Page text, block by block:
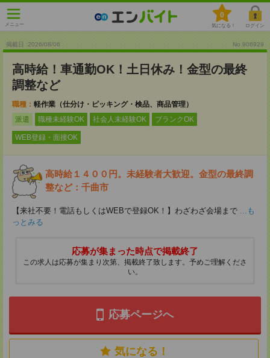
メニュー
0
気になる！ ログイン
掲載日 :2026/08/06 No.906929
高時給！車通勤OK！土日休み！金型の最終
調整など
職種： 軽作業（仕分け・ピッキング・検品、商品管理）
派遣
職種未経験OK 社会人未経験OK ブランクOK
WEB登録・面接OK
高時給１４００円。未経験者大歓迎。金型の最終調
整など：千曲市
【来社不要！電話もしくはWEBで登録OK！】わざわざ会場まで ...も
っとみる
応募が集まった時点で掲載終了
この求人は応募が集まり次第、掲載終了致します。予めご理解くださ
い。
応募ページへ
気になる！